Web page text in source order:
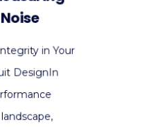
in Your
DesignIn